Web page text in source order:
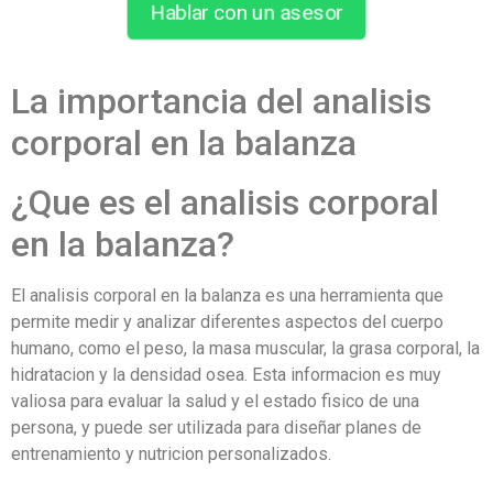
Hablar con un asesor
La importancia del analisis
corporal en la balanza
¿Que es el analisis corporal
en la balanza?
El analisis corporal en la balanza es una herramienta que
permite medir y analizar diferentes aspectos del cuerpo
humano, como el peso, la masa muscular, la grasa corporal, la
hidratacion y la densidad osea. Esta informacion es muy
valiosa para evaluar la salud y el estado fisico de una
persona, y puede ser utilizada para diseñar planes de
entrenamiento y nutricion personalizados.